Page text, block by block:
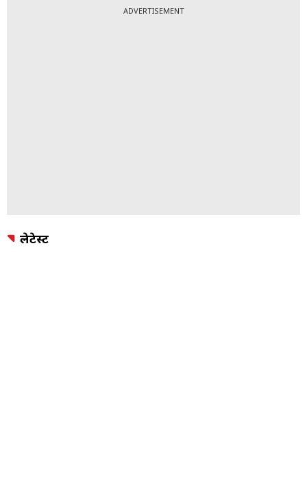
ADVERTISEMENT
लेटेस्ट